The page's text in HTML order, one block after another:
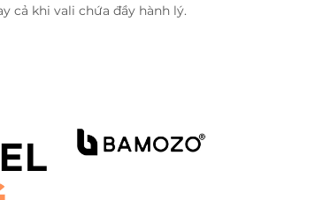
cả khi vali chứa đầy hành lý.